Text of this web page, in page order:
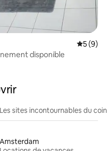
Note
5 (9)
disponible
Les sites incontournables du coin
Amsterdam